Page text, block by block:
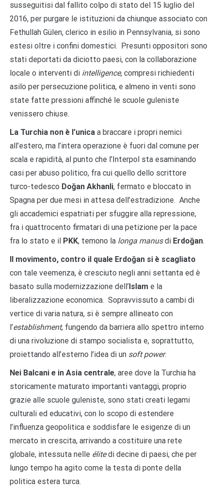
susseguitisi dal fallito colpo di stato del 15 luglio del
2016, per purgare le istituzioni da chiunque associato con
Fethullah Gülen, clerico in esilio in Pennsylvania, si sono
estesi oltre i confini domestici. Presunti oppositori sono
stati deportati da diciotto paesi, con la collaborazione
locale o interventi di intelligence, compresi richiedenti
asilo per persecuzione politica, e almeno in venti sono
state fatte pressioni affinché le scuole guleniste
venissero chiuse.
La Turchia non è l’unica a braccare i propri nemici
all’estero, ma l’intera operazione è fuori dal comune per
scala e rapidità, al punto che l’Interpol sta esaminando
casi per abuso politico, fra cui quello dello scrittore
turco-tedesco Doğan Akhanli, fermato e bloccato in
Spagna per due mesi in attesa dell’estradizione. Anche
gli accademici espatriati per sfuggire alla repressione,
fra i quattrocento firmatari di una petizione per la pace
fra lo stato e il PKK, temono la longa manusdi Erdoğan.
Il movimento, contro il quale Erdoğan si è scagliato
con tale veemenza, è cresciuto negli anni settanta ed è
basato sulla modernizzazione dell’ Islam e la
liberalizzazione economica. Sopravvissuto a cambi di
vertice di varia natura, si è sempre allineato con
l’establishment, fungendo da barriera allo spettro interno
di una rivoluzione di stampo socialista e, soprattutto,
proiettando all’esterno l’idea di un soft power.
Nei Balcani e in Asia centrale, aree dove la Turchia ha
storicamente maturato importanti vantaggi, proprio
grazie alle scuole guleniste, sono stati creati legami
culturali ed educativi, con lo scopo di estendere
l’influenza geopolitica e soddisfare le esigenze di un
mercato in crescita, arrivando a costituire una rete
globale, intessuta nelle élitedi decine di paesi, che per
lungo tempo ha agito come la testa di ponte della
politica estera turca.